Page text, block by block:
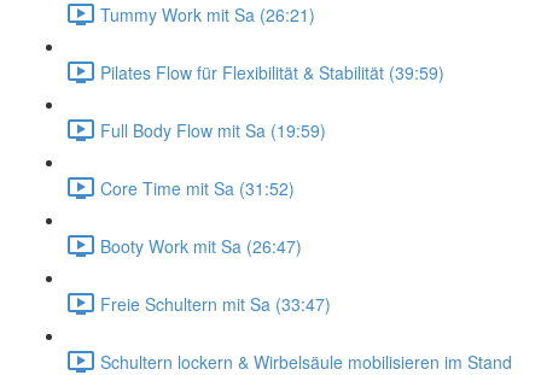
Tummy Work mit Sa (26:21)
Pilates Flow für Flexibilität & Stabilität (39:59)
Full Body Flow mit Sa (19:59)
Core Time mit Sa (31:52)
Booty Work mit Sa (26:47)
Freie Schultern mit Sa (33:47)
Schultern lockern & Wirbelsäule mobilisieren im Stand